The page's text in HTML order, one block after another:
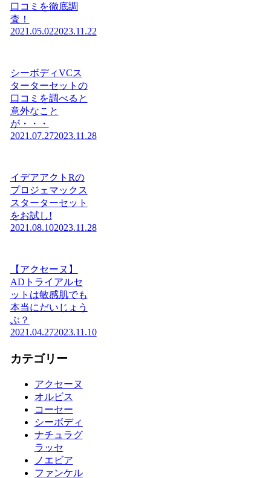
口コミを徹底調
査！
2021.05.022023.11.22
シーボディVCス
ターターセットの
口コミを調べると
意外なこと
が・・・
2021.07.272023.11.28
イデアアクトRの
プロジェマックス
スターターセット
をお試し!
2021.08.102023.11.28
【アクセーヌ】
ADトライアルセ
ットは敏感肌でも
本当にだいじょう
ぶ？
2021.04.272023.11.10
カテゴリー
アクセーヌ
オルビス
コーセー
シーボディ
ナチュラグ
ラッセ
ノエビア
ファンケル